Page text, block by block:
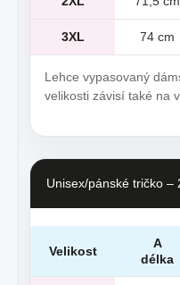
3XL 74 cm
Lehce vypasovaný
velikosti závisí také na
Unisex/pánské tričko –
Velikost
A
délka